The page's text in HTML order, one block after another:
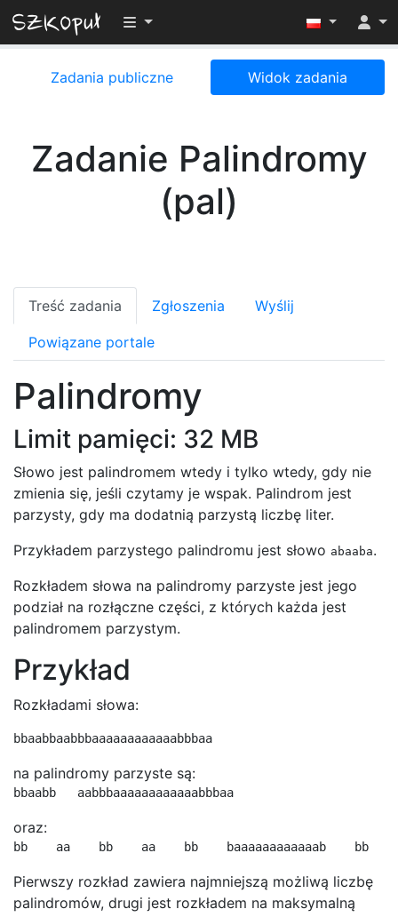
Przełącz widoczność menu
Zadania publiczne Widok zadania
Zadanie Palindromy
(pal)
Treść zadania Zgłoszenia Wyślij
Powiązane portale
Palindromy
Limit pamięci: 32 MB
Słowo jest palindromem wtedy i tylko wtedy, gdy nie
zmienia się, jeśli czytamy je wspak. Palindrom jest
parzysty, gdy ma dodatnią parzystą liczbę liter.
Przykładem parzystego palindromu jest słowo abaaba.
Rozkładem słowa na palindromy parzyste jest jego
podział na rozłączne części, z których każda jest
palindromem parzystym.
Przykład
Rozkładami słowa:
bbaabbaabbbaaaaaaaaaaaabbbaa
na palindromy parzyste są:
bbaabb   aabbbaaaaaaaaaaaabbbaa
oraz:
bb    aa    bb    aa    bb    baaaaaaaaaaaab    bb
Pierwszy rozkład zawiera najmniejszą możliwą liczbę
palindromów, drugi jest rozkładem na maksymalną